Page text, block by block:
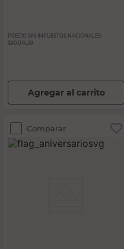
PRECIO SIN IMPUESTOS NACIONALES:
$90.074,39
Agregar al carrito
Comparar